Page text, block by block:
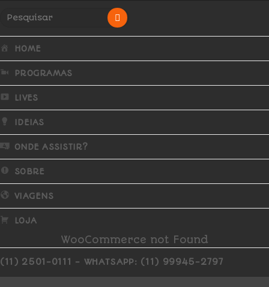
HOME
PROGRAMAS
LIVES
IDEIAS
ONDE ASSISTIR?
SOBRE
VIAGENS
LOJA
WooCommerce not Found
(11) 2501-0111 - WHATSAPP: (11) 99945-2797